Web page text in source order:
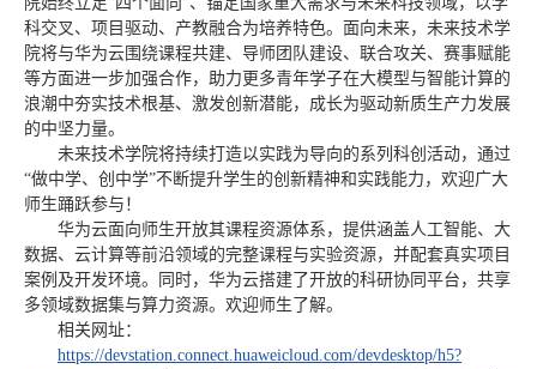
科交叉、项目驱动、产教融合为培养特色。面向未来，未来技术学
院将与华为云围绕课程共建、导师团队建设、联合攻关、赛事赋能
等方面进一步加强合作，助力更多青年学子在大模型与智能计算的
浪潮中夯实技术根基、激发创新潜能，成长为驱动新质生产力发展
的中坚力量。
未来技术学院将持续打造以实践为导向的系列科创活动，通过
“做中学、创中学”不断提升学生的创新精神和实践能力，欢迎广大
师生踊跃参与！
华为云面向师生开放其课程资源体系，提供涵盖人工智能、大
数据、云计算等前沿领域的完整课程与实验资源，并配套真实项目
案例及开发环境。同时，华为云搭建了开放的科研协同平台，共享
多领域数据集与算力资源。欢迎师生了解。
相关网址：
https://devstation.connect.huaweicloud.com/devdesktop/h5?